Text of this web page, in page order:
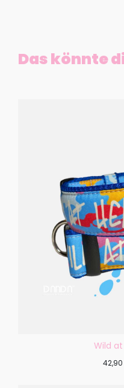
Das könnte
Wild at
42,90